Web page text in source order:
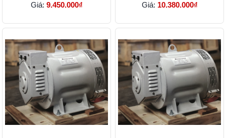
Giá: 9.450.000₫ Giá: 10.380.000₫